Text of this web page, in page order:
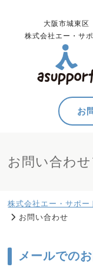
大阪市城東区
株式会社エー・サ
お
お問い合わ
株式会社エー・サポー
お問い合わせ
メールでの